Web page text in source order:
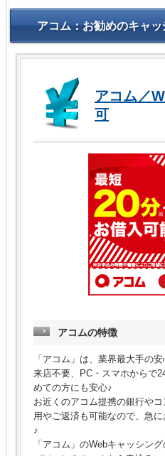
アコム：お勧めのキャ
アコム／
可
アコムの特徴
「アコム」は、業界最大手の
来店不要、PC・スマホからで
めての方にも安心♪
お近くのアコム提携の銀行や
用やご返済も可能なので、急
♪
「アコム」のWebキャッシン